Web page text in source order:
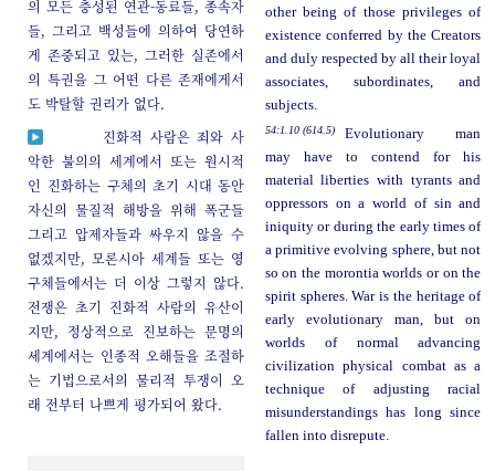
의 모든 충성된 연관-동료들, 종속자
들, 그리고 백성들에 의하여 당연하
게 존중되고 있는, 그러한 실존에서
의 특권을 그 어떤 다른 존재에게서
도 박탈할 권리가 없다.
other being of those privileges of
existence conferred by the Creators
and duly respected by all their loyal
associates, subordinates, and
subjects.
진화적 사람은 죄와 사
악한 불의의 세계에서 또는 원시적
인 진화하는 구체의 초기 시대 동안
자신의 물질적 해방을 위해 폭군들
그리고 압제자들과 싸우지 않을 수
없겠지만, 모론시아 세계들 또는 영
구체들에서는 더 이상 그렇지 않다.
전쟁은 초기 진화적 사람의 유산이
지만, 정상적으로 진보하는 문명의
세계에서는 인종적 오해들을 조절하
는 기법으로서의 물리적 투쟁이 오
래 전부터 나쁘게 평가되어 왔다.
54:1.10 (614.5)
Evolutionary man
may have to contend for his
material liberties with tyrants and
oppressors on a world of sin and
iniquity or during the early times of
a primitive evolving sphere, but not
so on the morontia worlds or on the
spirit spheres. War is the heritage of
early evolutionary man, but on
worlds of normal advancing
civilization physical combat as a
technique of adjusting racial
misunderstandings has long since
fallen into disrepute.